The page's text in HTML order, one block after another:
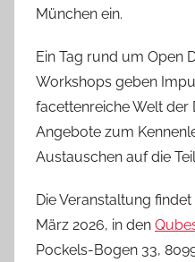
München ein.
Ein Tag rund um Open
Workshops geben
facettenreiche Welt der
Angebote zum
Austauschen auf die
Die Veranstaltung
März 2026, in den
Pockels-Bogen 33,